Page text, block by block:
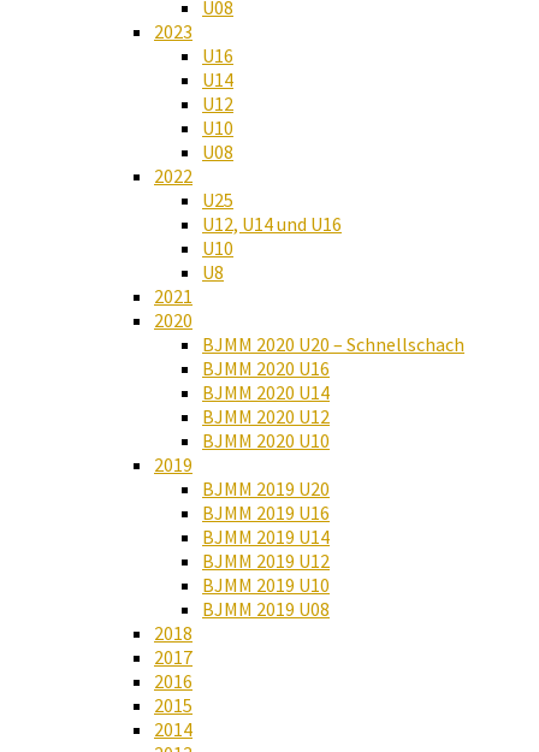
U08
2023
U16
U14
U12
U10
U08
2022
U25
U12, U14 und U16
U10
U8
2021
2020
BJMM 2020 U20 – Schnellschach
BJMM 2020 U16
BJMM 2020 U14
BJMM 2020 U12
BJMM 2020 U10
2019
BJMM 2019 U20
BJMM 2019 U16
BJMM 2019 U14
BJMM 2019 U12
BJMM 2019 U10
BJMM 2019 U08
2018
2017
2016
2015
2014